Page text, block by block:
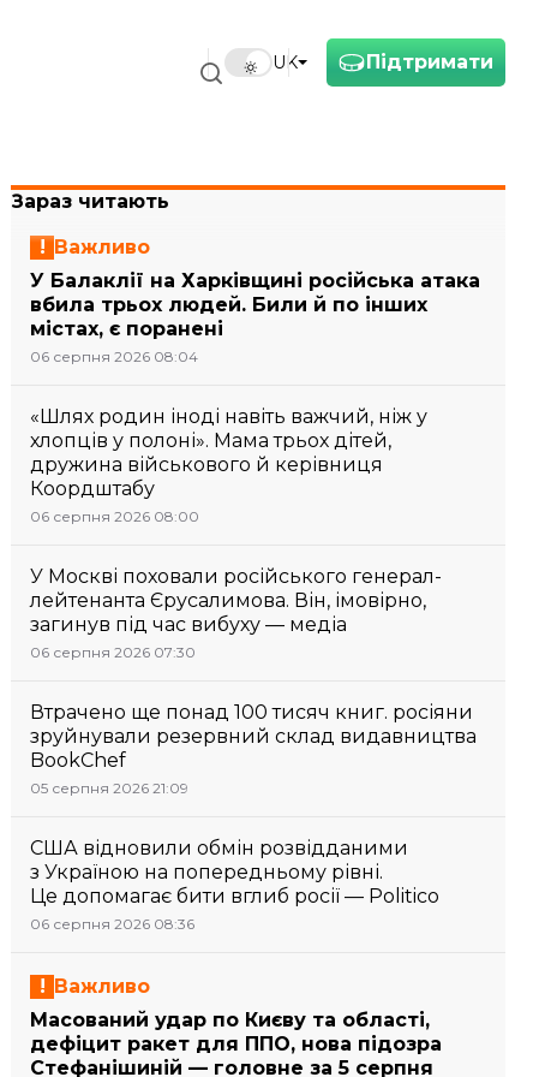
Підтримати
UK
Зараз читають
Важливо
У Балаклії на Харківщині російська атака
вбила трьох людей. Били й по інших
містах, є поранені
06 серпня 2026 08:04
«Шлях родин іноді навіть важчий, ніж у
хлопців у полоні». Мама трьох дітей,
дружина військового й керівниця
Коордштабу
06 серпня 2026 08:00
У Москві поховали російського генерал-
лейтенанта Єрусалимова. Він, імовірно,
загинув під час вибуху — медіа
06 серпня 2026 07:30
Втрачено ще понад 100 тисяч книг. росіяни
зруйнували резервний склад видавництва
BookChef
05 серпня 2026 21:09
США відновили обмін розвідданими
з Україною на попередньому рівні.
Це допомагає бити вглиб росії — Politico
06 серпня 2026 08:36
Важливо
Масований удар по Києву та області,
дефіцит ракет для ППО, нова підозра
Стефанішиній — головне за 5 серпня